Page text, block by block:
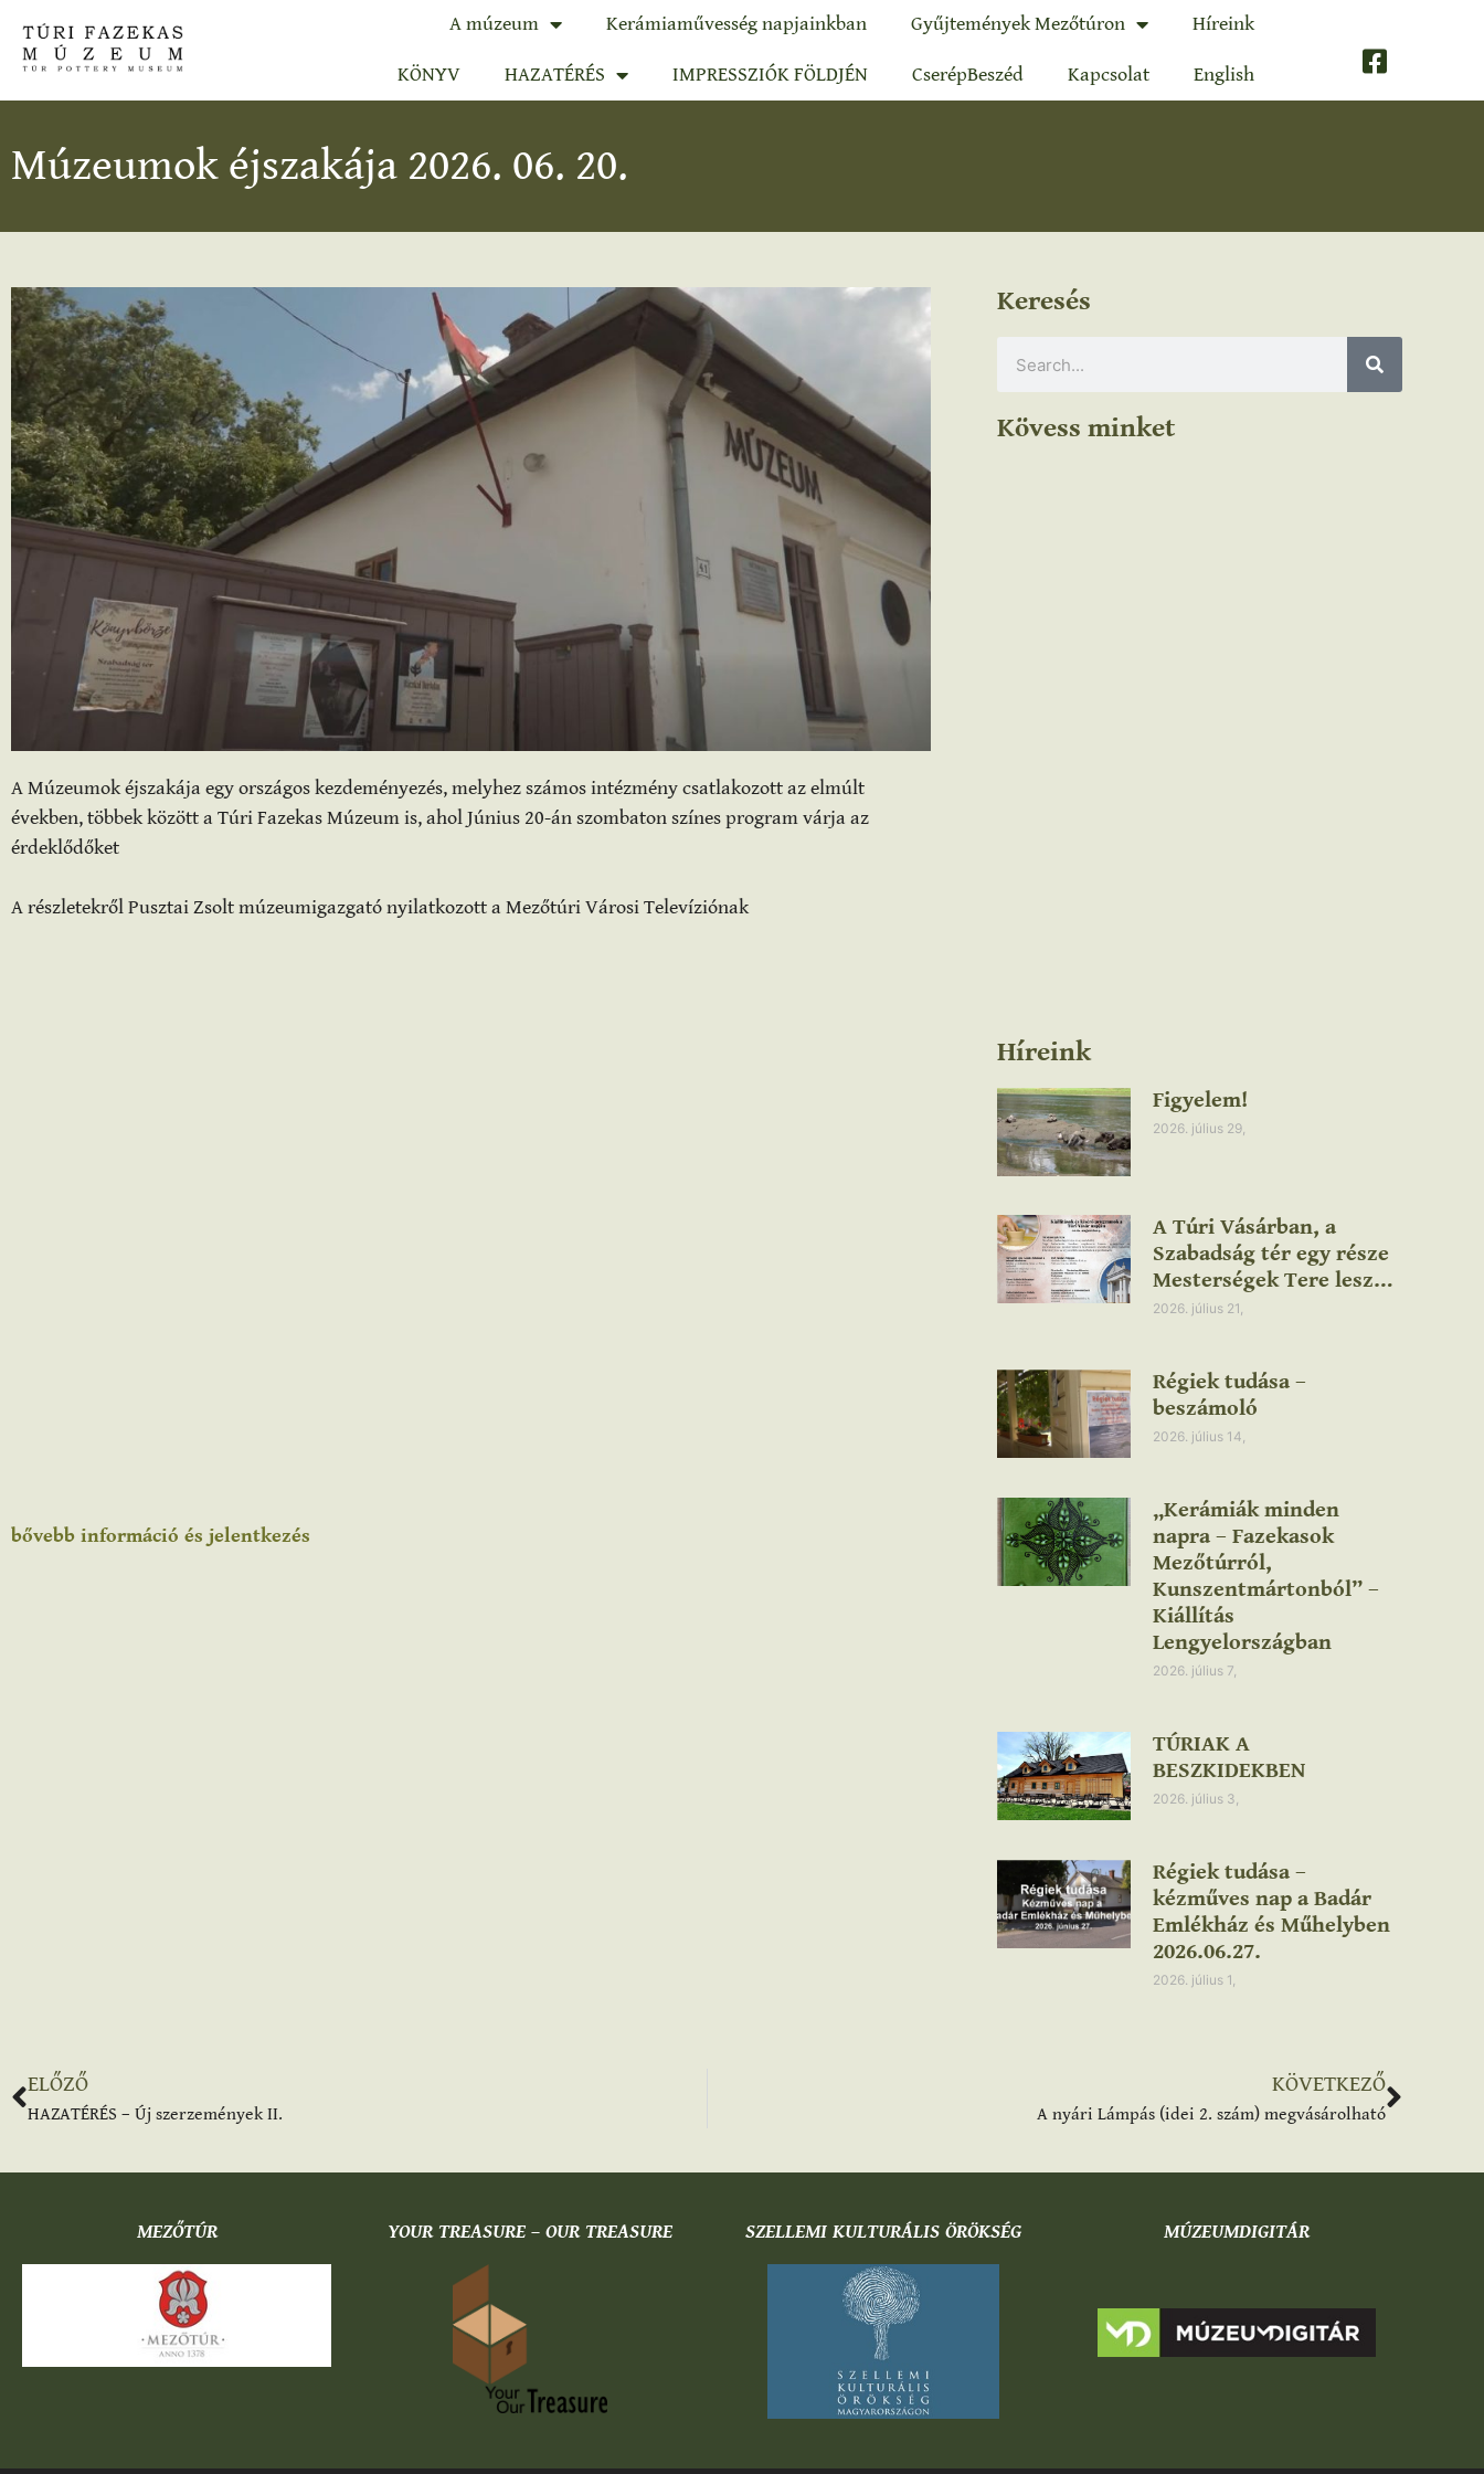
A múzeum Kerámiaművesség napjainkban Gyűjtemények Mezőtúron Híreink
KÖNYV HAZATÉRÉS IMPRESSZIÓK FÖLDJÉN CserépBeszéd Kapcsolat English
Múzeumok éjszakája 2026. 06. 20.
A Múzeumok éjszakája egy országos kezdeményezés, melyhez számos intézmény csatlakozott az elmúlt
években, többek között a Túri Fazekas Múzeum is, ahol Június 20-án szombaton színes program várja az
érdeklődőket
A részletekről Pusztai Zsolt múzeumigazgató nyilatkozott a Mezőtúri Városi Televíziónak
bővebb információ és jelentkezés
Keresés
Kövess minket
Híreink
Figyelem!
2026. július 29,
A Túri Vásárban, a
Szabadság tér egy része
Mesterségek Tere lesz…
2026. július 21,
Régiek tudása –
beszámoló
2026. július 14,
„Kerámiák minden
napra – Fazekasok
Mezőtúrról,
Kunszentmártonból” –
Kiállítás
Lengyelországban
2026. július 7,
TÚRIAK A
BESZKIDEKBEN
2026. július 3,
Régiek tudása –
kézműves nap a Badár
Emlékház és Műhelyben
2026.06.27.
2026. július 1,
ELŐZŐ
HAZATÉRÉS – Új szerzemények II.
KÖVETKEZŐ
A nyári Lámpás (idei 2. szám) megvásárolható
MEZŐTÚR YOUR TREASURE – OUR TREASURE SZELLEMI KULTURÁLIS ÖRÖKSÉG MÚZEUMDIGITÁR